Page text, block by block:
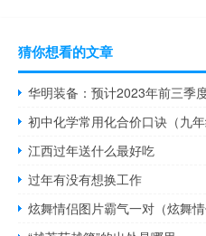
猜你想看的文章
华明装备：预计2023年前三季
初中化学常用化合价口诀（九年
江西过年送什么最好吃
过年有没有想换工作
炫舞情侣图片霸气一对（炫舞情